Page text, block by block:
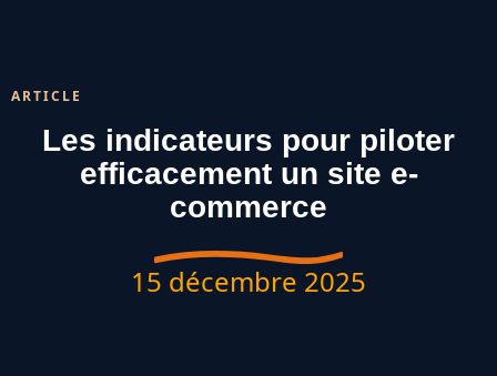
ARTICLE
Les indicateurs pour piloter
efficacement un site e-
commerce
15 décembre 2025